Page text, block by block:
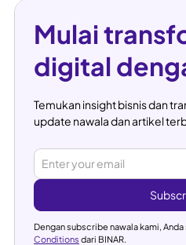
Mulai
digital
Temukan insight bisnis dan
update nawala dan artikel
Dengan subscribe nawala kami,
Conditions dari BINAR.